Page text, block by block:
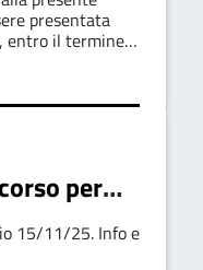
di
istruttori
presentata
entro il termine
dal
del
per
15/11/25. Info e